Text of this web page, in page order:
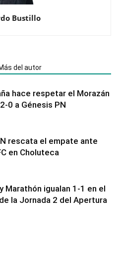
Bustillo
del autor
hace respetar el Morazán
0 a Génesis PN
rescata el empate ante
en Choluteca
Marathón igualan 1-1 en el
la Jornada 2 del Apertura